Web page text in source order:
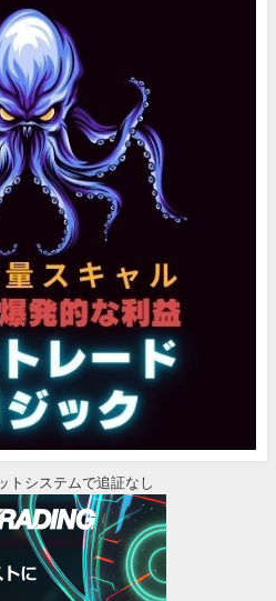
トシステムで追証なし